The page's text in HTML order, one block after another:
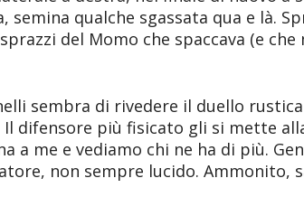
semina qualche sgassata qua e là.
del Momo che spaccava (e che
sembra di rivedere il duello
Il difensore più fisicato gli si mette
a me e vediamo chi ne ha di più.
non sempre lucido. Ammonito,